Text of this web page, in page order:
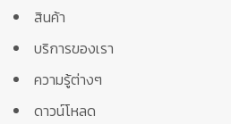
สินค้า
บริการของเรา
ความรู้ต่างๆ
ดาวน์โหลด